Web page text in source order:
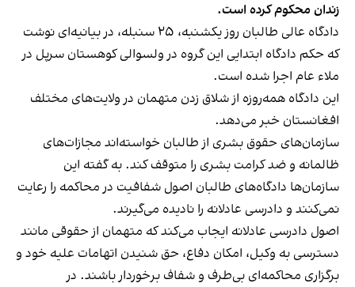
زندان محکوم کرده است.
دادگاه عالی طالبان روز یکشنبه، ۲۵ سنبله، در بیانیه‌ای نوشت
که حکم دادگاه ابتدایی این گروه در ولسوالی کوهستان سرپل در
ملاء عام اجرا شده است.
این دادگاه همه‌روزه از شلاق زدن متهمان در ولایت‌های مختلف
افغانستان خبر می‌دهد.
سازمان‌های حقوق بشری از طالبان خواسته‌اند مجازات‌های
ظالمانه و ضد کرامت بشری را متوقف کند. به گفته این
سازمان‌ها دادگاه‌های طالبان اصول شفافیت در محاکمه را رعایت
نمی‌کنند و دادرسی عادلانه را نادیده می‌گیرند.
اصول دادرسی عادلانه ایجاب می‌کند که متهمان از حقوقی مانند
دسترسی به وکیل، امکان دفاع، حق شنیدن اتهامات علیه خود و
برگزاری محاکمه‌ای بی‌طرف و شفاف برخوردار باشند. در